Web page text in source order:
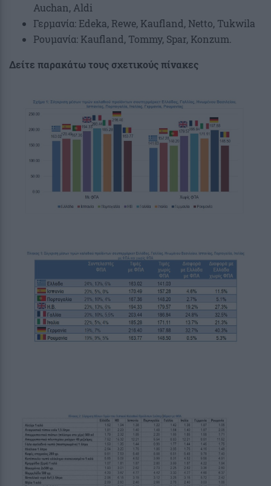
Auchan, Aldi
Γερμανία: Edeka, Rewe, Kaufland, Netto, Tukwila
Ρουμανία: Kaufland, Tommy, Spar, Konzum.
Δείτε παρακάτω τους σχετικούς πίνακες